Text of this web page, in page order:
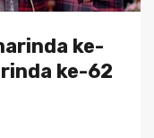
ke-
ke-62